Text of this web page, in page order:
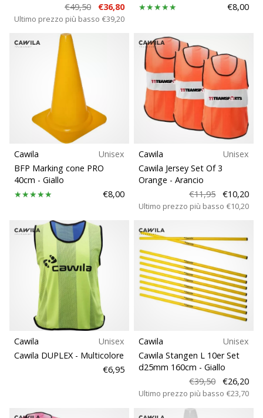
€49,50
€36,80
Ultimo prezzo più basso €39,20
€8,00
Cawila
Unisex
BFP Marking cone PRO
40cm - Giallo
€8,00
Cawila
Unisex
Cawila Jersey Set Of 3
Orange - Arancio
€11,95
€10,20
Ultimo prezzo più basso €10,20
Cawila
Unisex
Cawila DUPLEX - Multicolore
€6,95
Cawila
Unisex
Cawila Stangen L 10er Set
d25mm 160cm - Giallo
€39,50
€26,20
Ultimo prezzo più basso €23,70